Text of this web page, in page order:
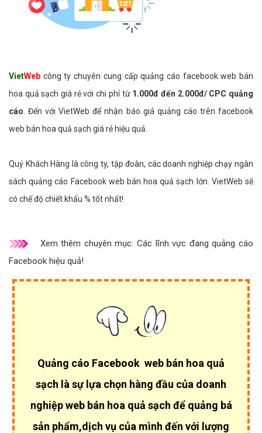
VietWeb công ty chuyên cung cấp quảng cáo facebook web bán
hoa quả sạch giá rẻ với chi phí từ 1.000đ đến 2.000đ/ CPC quảng
cáo . Đến với VietWeb để nhận báo giá quảng cáo trên facebook
web bán hoa quả sạch giá rẻ hiệu quả.
Quý Khách Hàng là công ty, tập đoàn, các doanh nghiệp chạy ngân
sách quảng cáo Facebook web bán hoa quả sạch lớn. VietWeb sẽ
có chế độ chiết khấu % tốt nhất!
Xem thêm chuyên mục: Các lĩnh vực đang quảng cáo
Facebook hiệu quả!
Quảng cáo Facebook web bán hoa quả
sạch là sự lựa chọn hàng đầu của doanh
nghiệp web bán hoa quả sạch để quảng bá
sản phẩm,dịch vụ của mình đến với lượng